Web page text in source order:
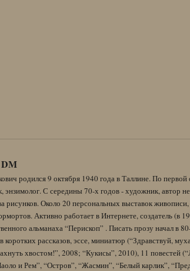
DM
родился 9 октября 1940 года в Таллине. По
энзимолог. С середины 70-х годов - художник, автор
рисунков. Около 20 персональных выставок
Активно работает в Интернете, создатель (в
альманаха “Перископ” . Писать прозу начал в
коротких рассказов, эссе, миниатюр (“Здравствуй,
хвостом!”, 2008; “Кукисы”, 2010), 11 повестей
и Рем”, “Остров”, “Жасмин”, “Белый карлик”,